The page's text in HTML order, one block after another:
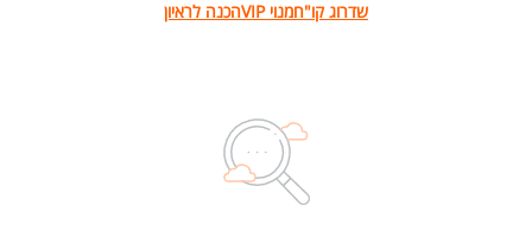
שדרוג קו"חמנוי VIP הכנה לראיון